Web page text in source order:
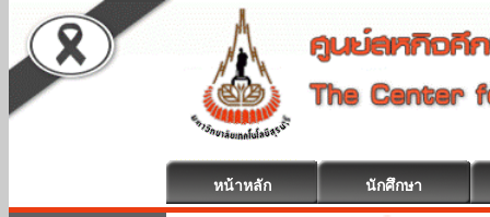
หน้าหลัก นักศึกษา